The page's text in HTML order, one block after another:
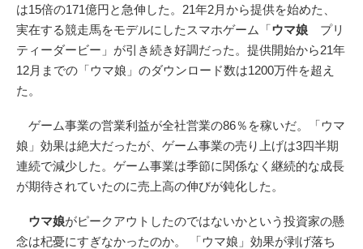
は15倍の171億円と急伸した。21年2月から提供を始めた、
実在する競走馬をモデルにしたスマホゲーム「ウマ娘 プリ
ティーダービー」が引き続き好調だった。提供開始から21年
12月までの「ウマ娘」のダウンロード数は1200万件を超え
た。
ゲーム事業の営業利益が全社営業の86％を稼いだ。「ウマ
娘」効果は絶大だったが、ゲーム事業の売り上げは3四半期
連続で減少した。ゲーム事業は季節に関係なく継続的な成長
が期待されていたのに売上高の伸びが鈍化した。
ウマ娘がピークアウトしたのではないかという投資家の懸
念は杞憂にすぎなかったのか。 「ウマ娘」効果が剥げ落ち